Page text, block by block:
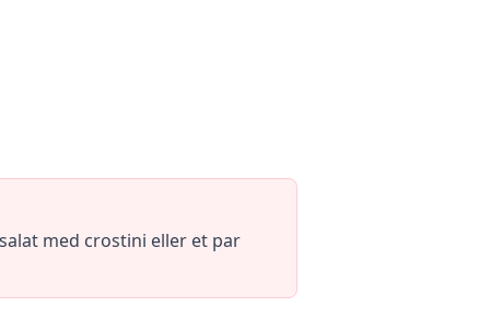
med crostini eller et par